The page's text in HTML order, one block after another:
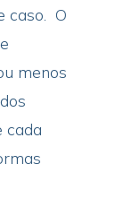
caso. O
menos
cada